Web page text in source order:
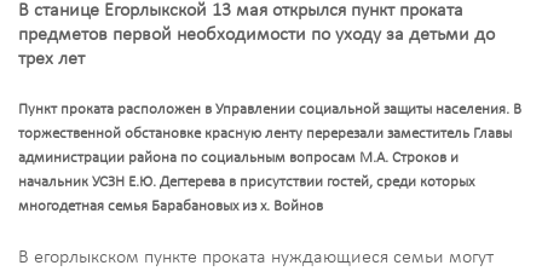
В станице Егорлыкской 13 мая открылся пункт проката
предметов первой необходимости по уходу за детьми до
трех лет
Пункт проката расположен в Управлении социальной защиты населения. В
торжественной обстановке красную ленту перерезали заместитель Главы
администрации района по социальным вопросам М.А. Строков и
начальник УСЗН Е.Ю. Дегтерева в присутствии гостей, среди которых
многодетная семья Барабановых из х. Войнов
В егорлыкском пункте проката нуждающиеся семьи могут